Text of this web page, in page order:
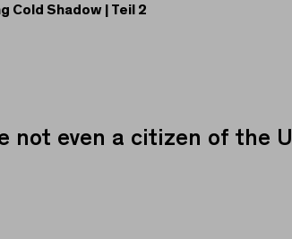
Cold Shadow | Teil 2
2
not even a citizen of the